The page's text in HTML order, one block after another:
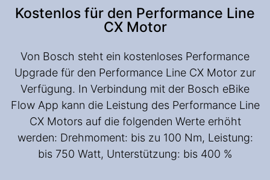
Kostenlos für den Performance Line
CX Motor
Von Bosch steht ein kostenloses Performance
Upgrade für den Performance Line CX Motor zur
Verfügung. In Verbindung mit der Bosch eBike
Flow App kann die Leistung des Performance Line
CX Motors auf die folgenden Werte erhöht
werden: Drehmoment: bis zu 100 Nm, Leistung:
bis 750 Watt, Unterstützung: bis 400 %